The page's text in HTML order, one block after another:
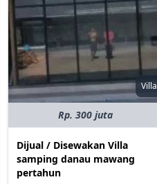
Villa
Rp. 300 juta
Dijual / Disewakan Villa
samping danau mawang
pertahun